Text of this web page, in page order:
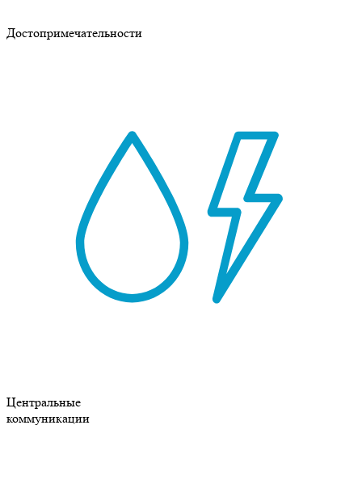
Достопримечательности
Центральные
коммуникации